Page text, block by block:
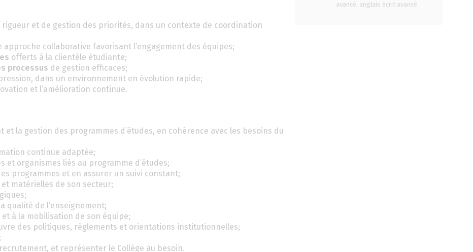
rigueur et de gestion des priorités, dans un contexte de coordination
approche collaborative favorisant l’engagement des équipes;
offerts à la clientèle étudiante;
processus de gestion efficaces;
dans un environnement en évolution rapide;
et l’amélioration continue.
la gestion des programmes d’études, en cohérence avec les besoins du
continue adaptée;
organismes liés au programme d’études;
programmes et en assurer un suivi constant;
matérielles de son secteur;
qualité de l’enseignement;
à la mobilisation de son équipe;
des politiques, règlements et orientations institutionnelles;
et représenter le Collège au besoin.
avancé, anglais écrit avancé